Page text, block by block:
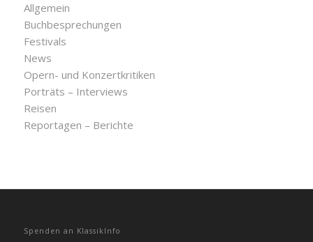
Allgemein
Buchbesprechungen
Festivals
News
Opern- und Konzertkritiken
Porträts – Interviews
Reisen
Reportagen – Berichte
Spenden an KlassikInfo